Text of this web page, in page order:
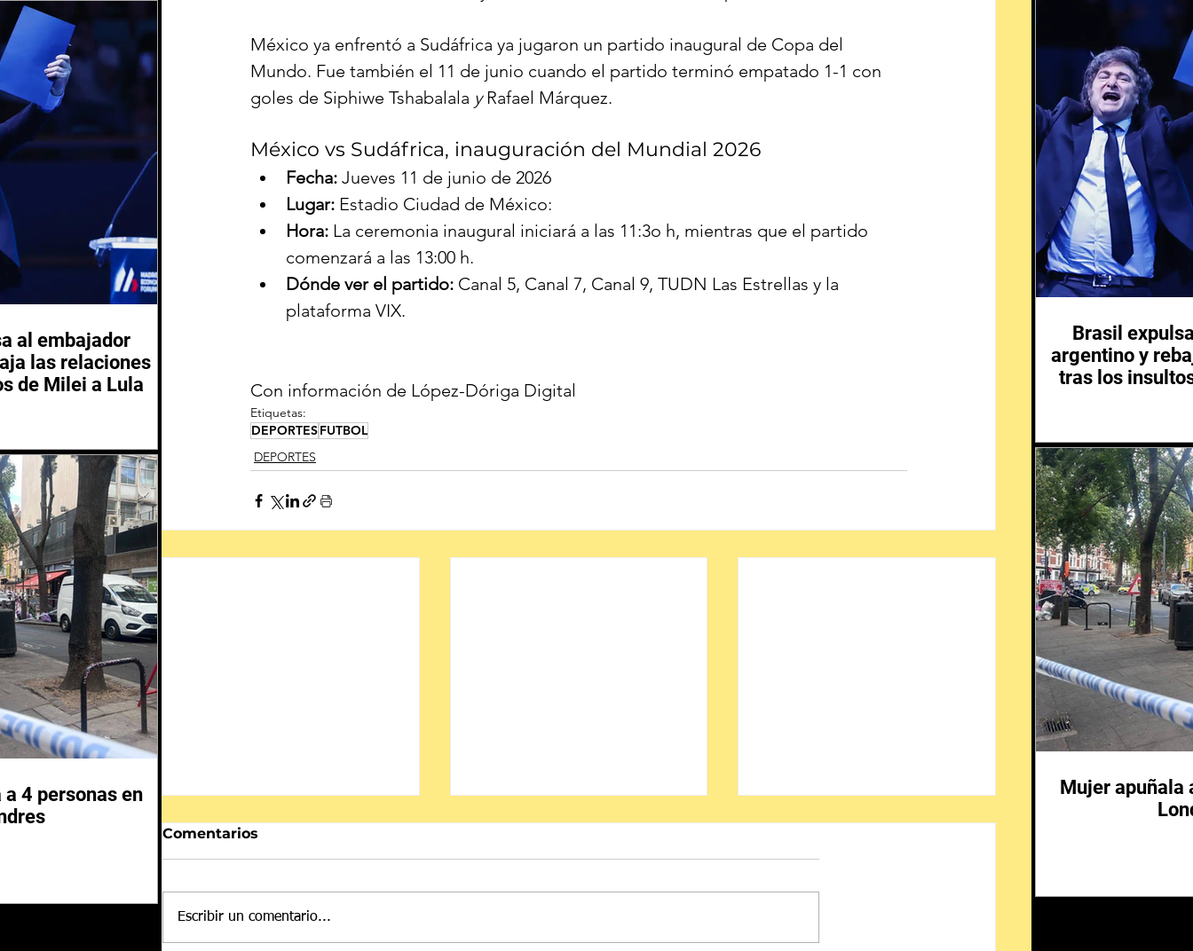
México ya enfrentó a Sudáfrica ya jugaron un partido inaugural de Copa del
Mundo. Fue también el 11 de junio cuando el partido terminó empatado 1-1 con
goles de Siphiwe Tshabalala y Rafael Márquez.
México vs Sudáfrica, inauguración del Mundial 2026
Fecha: Jueves 11 de junio de 2026
Lugar: Estadio Ciudad de México:
Hora: La ceremonia inaugural iniciará a las 11:3o h, mientras que el partido
comenzará a las 13:00 h.
Dónde ver el partido: Canal 5, Canal 7, Canal 9, TUDN Las Estrellas y la
plataforma VIX.
Con información de López-Dóriga Digital
Etiquetas:
DEPORTESFUTBOL
DEPORTES
Comentarios
Escribir un comentario...
al embajador
las relaciones
de Milei a Lula
4 personas en
Brasil
argentino y
tras los
Mujer apuñala